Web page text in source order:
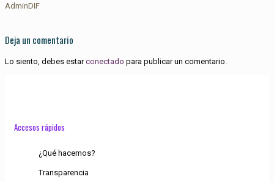
AdminDIF
Deja un comentario
Lo siento, debes estarconectado para publicar un comentario.
Accesos rápidos
¿Qué hacemos?
Transparencia